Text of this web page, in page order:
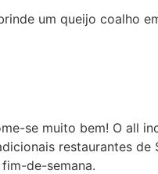
um queijo coalho
se muito bem! O all
restaurantes
de-semana.